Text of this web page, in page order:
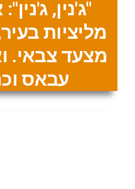
"ג'נין,
מליציות
מצעד צבאי.
עבאס